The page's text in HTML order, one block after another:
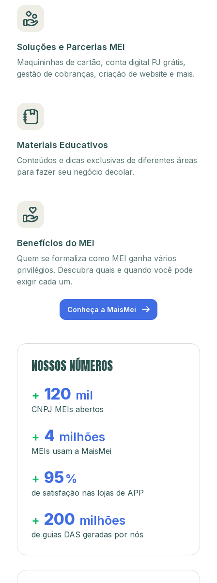
Soluções e Parcerias MEI
Maquininhas de cartão, conta digital PJ grátis,
gestão de cobranças, criação de website e mais.
Materiais Educativos
Conteúdos e dicas exclusivas de diferentes áreas
para fazer seu negócio decolar.
Benefícios do MEI
Quem se formaliza como MEI ganha vários
privilégios. Descubra quais e quando você pode
exigir cada um.
Conheça a MaisMei
NOSSOS NÚMEROS
+ 120 mil
CNPJ MEIs abertos
+ 4 milhões
MEIs usam a MaisMei
+ 95 %
de satisfação nas lojas de APP
+ 200 milhões
de guias DAS geradas por nós